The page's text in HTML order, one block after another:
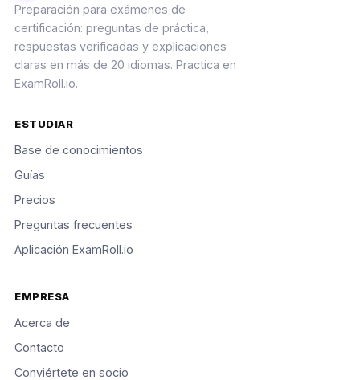
Preparación para exámenes de
certificación: preguntas de práctica,
respuestas verificadas y explicaciones
claras en más de 20 idiomas. Practica en
ExamRoll.io.
ESTUDIAR
Base de conocimientos
Guías
Precios
Preguntas frecuentes
Aplicación ExamRoll.io
EMPRESA
Acerca de
Contacto
Conviértete en socio